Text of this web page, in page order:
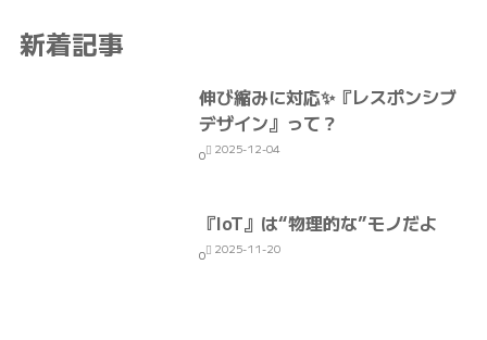
新着記事
伸び縮みに対応✨『レスポンシブ
デザイン』って？
0 2025-12-04
『IoT』は“物理的な”モノだよ
0 2025-11-20